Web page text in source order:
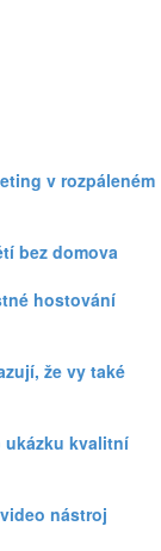
v rozpáleném
bez domova
hostování
že vy také
ukázku kvalitní
nástroj